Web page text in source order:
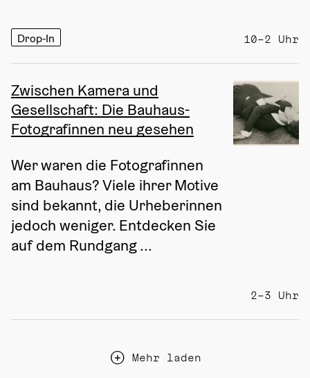
Drop-In 10–2 Uhr
Zwischen Kamera und
Gesellschaft: Die Bauhaus-
Fotografinnen neu gesehen
Wer waren die Fotografinnen
am Bauhaus? Viele ihrer Motive
sind bekannt, die Urheberinnen
jedoch weniger. Entdecken Sie
auf dem Rundgang ...
2–3 Uhr
Mehr laden